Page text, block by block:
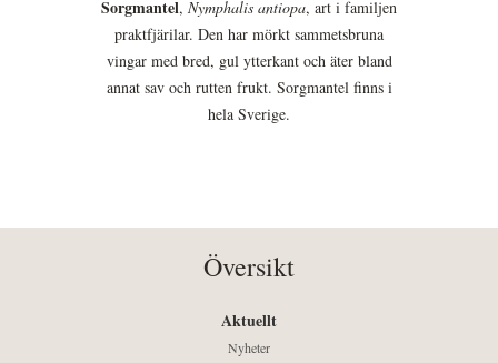
Sorgmantel, Nymphalis antiopa, art i familjen
praktfjärilar. Den har mörkt sammetsbruna
vingar med bred, gul ytterkant och äter bland
annat sav och rutten frukt. Sorgmantel finns i
hela Sverige.
Översikt
Aktuellt
Nyheter